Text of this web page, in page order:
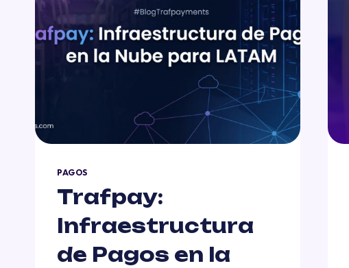
PAGOS
Trafpay:
Infraestructura
de Pagos en la